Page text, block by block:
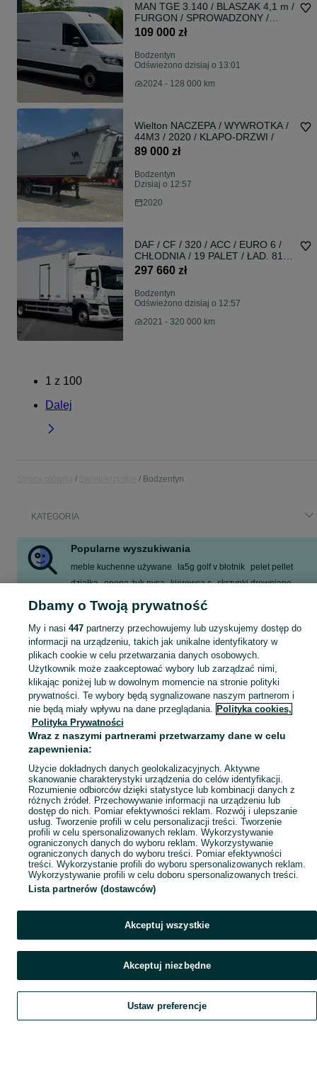
MAN TGE 3.140 / BLASZAK 4,1 m /
FURGON / SPROWADZONY /
EURO 6
109 000 zł
Bodzentyn
Odświeżono dzisiaj o 13:01
2024 - 128 000 km
Wielton NACZEPA / WYWROTKA /
44M3 / 2020 / KLAPO-DRZWI /
89 000 zł
Bodzentyn
Dzisiaj o 12:57
2020
DAF / CF / 320 / ACC / EURO 6 /
CHŁODNIA / 19 PALET / ŁAD. 8190
KG
297 660 zł
Bodzentyn
Odświeżono dzisiaj o 12:57
2021 - 320 000 km
1 z 100
Dalej
Bodzentyn
KATEGORIA
Popularne wyszukiwania
meble kuchenne używane la5g golf v błotnik
pelet pellet
działka opona żuk nysa kierowca c skrzynki drewniane
praca dla kobiet bodzentyn
Zobacz Więcej
Skorzystaj z największego serwisu ogłoszeniowego - Bodzentyn i okolice! Kupuj to, czego pragniesz i sprzedawaj to, czego już nie potrzebujesz!
Mapa kategorii
Mapa miejscowości
Mapa ministron
Popularne wyszukiwania
Szukaj Obserwujesz Dodaj Czat Konto
Dbamy o Twoją prywatność
My i nasi 447partnerzy przechowujemy lub uzyskujemy dostęp do
informacji na urządzeniu, takich jak unikalne identyfikatory w
plikach cookie w celu przetwarzania danych osobowych.
Użytkownik może zaakceptować wybory lub zarządzać nimi,
klikając poniżej lub w dowolnym momencie na stronie polityki
prywatności. Te wybory będą sygnalizowane naszym partnerom i
nie będą miały wpływu na dane przeglądania. Polityka cookies,
Polityka Prywatności
Wraz z naszymi partnerami przetwarzamy dane w celu
zapewnienia:
Użycie dokładnych danych geolokalizacyjnych. Aktywne
skanowanie charakterystyki urządzenia do celów identyfikacji.
Rozumienie odbiorców dzięki statystyce lub kombinacji danych z
różnych źródeł. Przechowywanie informacji na urządzeniu lub
dostęp do nich. Pomiar efektywności reklam. Rozwój i ulepszanie
usług. Tworzenie profili w celu personalizacji treści. Tworzenie
profili w celu spersonalizowanych reklam. Wykorzystywanie
ograniczonych danych do wyboru reklam. Wykorzystywanie
ograniczonych danych do wyboru treści. Pomiar efektywności
treści. Wykorzystanie profili do wyboru spersonalizowanych reklam.
Wykorzystywanie profili w celu doboru spersonalizowanych treści.
Lista partnerów (dostawców)
Akceptuj wszystkie
Akceptuj niezbędne
Ustaw preferencje